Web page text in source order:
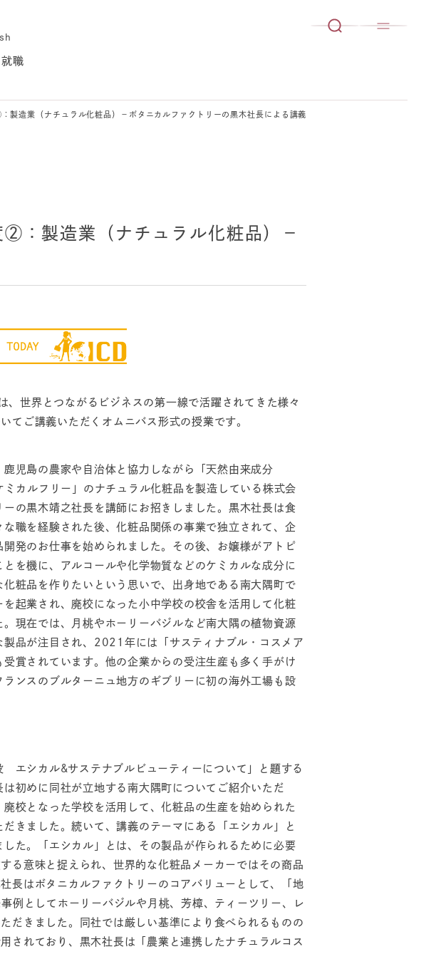
職
造業（ナチュラル化粧品）－ボタニカルファクトリーの黒木社長による講義
製造業（ナチュラル化粧品）－
世界とつながるビジネスの第一線で活躍されてきた様々
てご講義いただくオムニバス形式の授業です。
児島の農家や自治体と協力しながら「天然由来成分
カルフリー」のナチュラル化粧品を製造している株式会
の黒木靖之社長を講師にお招きしました。黒木社長は食
な職を経験された後、化粧品関係の事業で独立されて、企
発のお仕事を始められました。その後、お嬢様がアトピ
を機に、アルコールや化学物質などのケミカルな成分に
粧品を作りたいという思いで、出身地である南大隅町で
を起業され、廃校になった小中学校の校舎を活用して化粧
。現在では、月桃やホーリーバジルなど南大隅の植物資源
製品が注目され、2021年には「サスティナブル・コスメア
受賞されています。他の企業からの受注生産も多く手がけ
ランスのブルターニュ地方のギブリーに初の海外工場も設
エシカル&サステナブルビューティーについて」と題する
初めに同社が立地する南大隅町についてご紹介いただ
廃校となった学校を活用して、化粧品の生産を始められた
きました。続いて、講義のテーマにある「エシカル」と
した。「エシカル」とは、その製品が作られるために必要
る意味と捉えられ、世界的な化粧品メーカーではその商品
長はボタニカルファクトリーのコアバリューとして、「地
例としてホーリーバジルや月桃、芳樟、ティーツリー、レ
だきました。同社では厳しい基準により食べられるものの
されており、黒木社長は「農業と連携したナチュラルコス